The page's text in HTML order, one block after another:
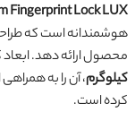
Fingerprint Lock LUX
هوشمندانه است که
محصول ارائه دهد.
کیلوگرم، آن را به
کرده است.